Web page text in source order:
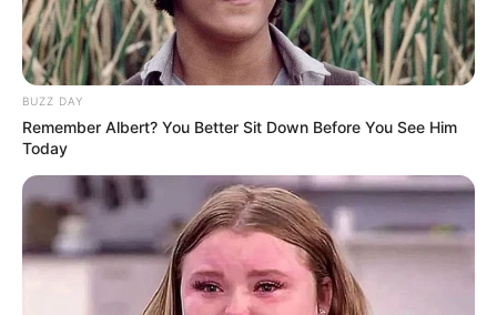
BUZZ DAY
Remember Albert? You Better Sit Down Before You See Him
Today